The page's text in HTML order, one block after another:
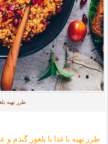
طرز تهیه
طرز تهیه با غذا با بلغور گندم